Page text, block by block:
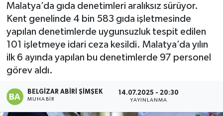
Malatya’da gıda denetimleri aralıksız sürüyor.
Kent genelinde 4 bin 583 gıda işletmesinde
yapılan denetimlerde uygunsuzluk tespit edilen
101 işletmeye idari ceza kesildi. Malatya’da yılın
ilk 6 ayında yapılan bu denetimlerde 97 personel
görev aldı.
BELGIZAR ABIRI ŞIMŞEK
MUHABIR
14.07.2025 - 20:30
YAYINLANMA